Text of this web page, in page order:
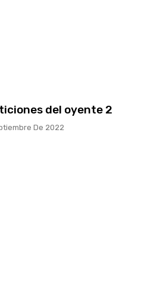
del oyente 2
De 2022